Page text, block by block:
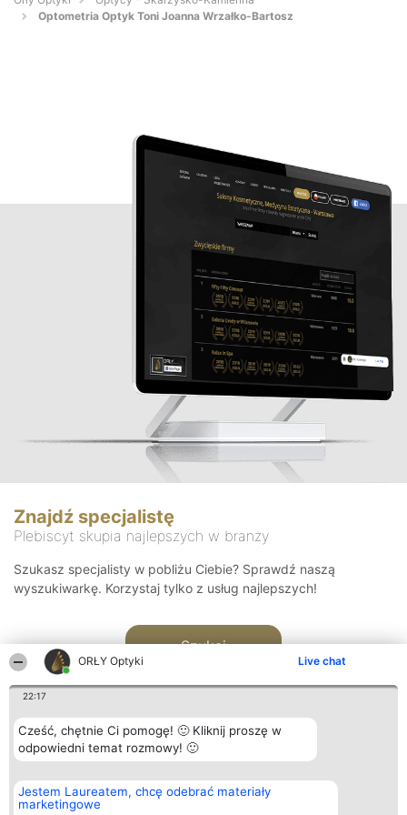
ORŁY Optyki Live chat
22:17
Cześć, chętnie Ci pomogę! 🙂 Kliknij proszę w
odpowiedni temat rozmowy! 🙂
Jestem Laureatem, chcę odebrać materiały
marketingowe
Optometria Optyk Toni Joanna Wrzałko-Bartosz
Znajdź specjalistę
Plebiscyt skupia najlepszych w branży
Szukasz specjalisty w pobliżu Ciebie? Sprawdź naszą
wyszukiwarkę. Korzystaj tylko z usług najlepszych!
Szukaj
Organizator plebiscytu
Bright Side Solutions sp. z o.
o. sp. k.
Plebiscyt
Laureaci
Kontakt
Kontakt